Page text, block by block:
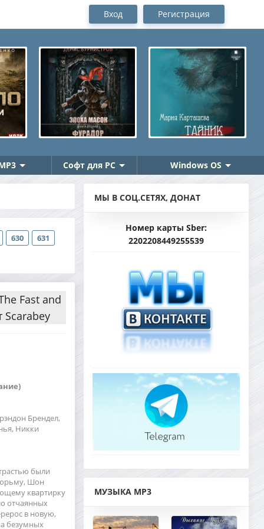
Вход Регистрация
Софт для PC Windows OS
630 631
Fast and
Scarabey
Брендел,
Никки
были
Шон
квартирку
отчаянных
в новую,
безумных
МЫ В СОЦ.СЕТЯХ, ДОНАТ
Номер карты Sber:
2202208449255539
МУЗЫКА MP3